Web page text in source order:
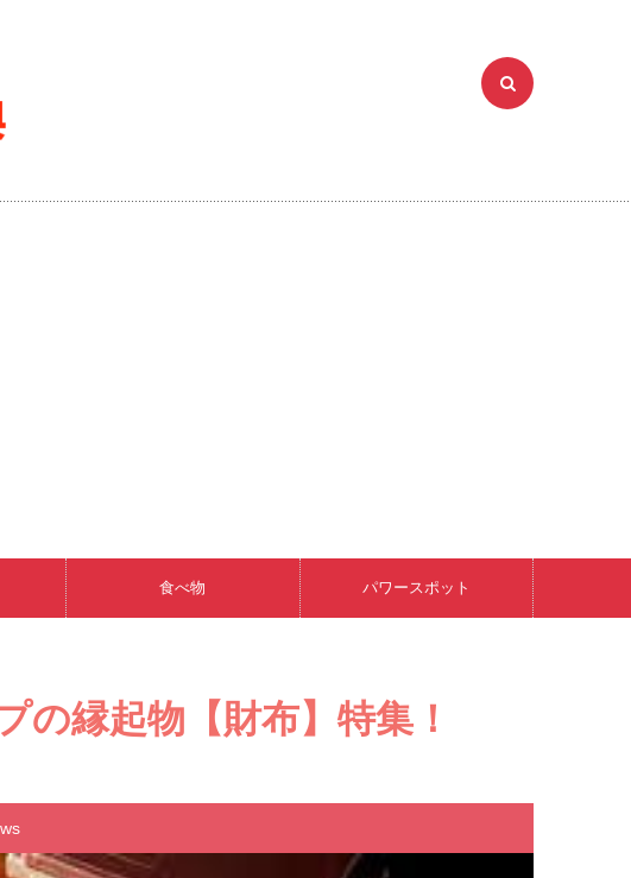
食べ物 パワースポット
の縁起物【財布】特集！